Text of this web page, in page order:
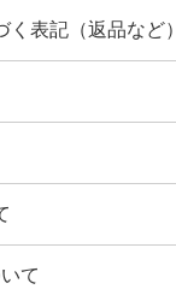
表記（返品など）
て